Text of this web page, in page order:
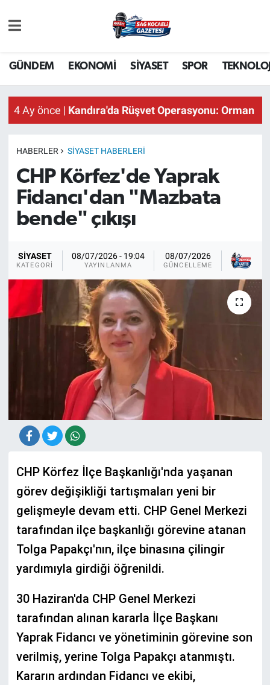
GÜNDEM EKONOMİ SİYASET SPOR
4 Ay önce | Kandıra'da Rüşvet Operasyonu: Orman
HABERLER SİYASET HABERLERI
CHP Körfez'de Yaprak
Fidancı'dan "Mazbata
bende" çıkışı
SİYASET
KATEGORI
08/07/2026 - 19:04
YAYINLANMA
08/07/2026
GÜNCELLEME
CHP Körfez İlçe Başkanlığı'nda yaşanan
görev değişikliği tartışmaları yeni bir
gelişmeyle devam etti. CHP Genel Merkezi
tarafından ilçe başkanlığı görevine atanan
Tolga Papakçı'nın, ilçe binasına çilingir
yardımıyla girdiği öğrenildi.
30 Haziran'da CHP Genel Merkezi
tarafından alınan kararla İlçe Başkanı
Yaprak Fidancı ve yönetiminin görevine son
verilmiş, yerine Tolga Papakçı atanmıştı.
Kararın ardından Fidancı ve ekibi,